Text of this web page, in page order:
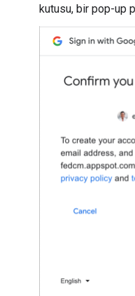
kutusu, bir pop-up